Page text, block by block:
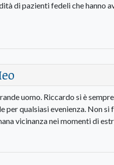
di pazienti fedeli che hanno
uomo. Riccardo si è
per qualsiasi evenienza. Non
vicinanza nei momenti di